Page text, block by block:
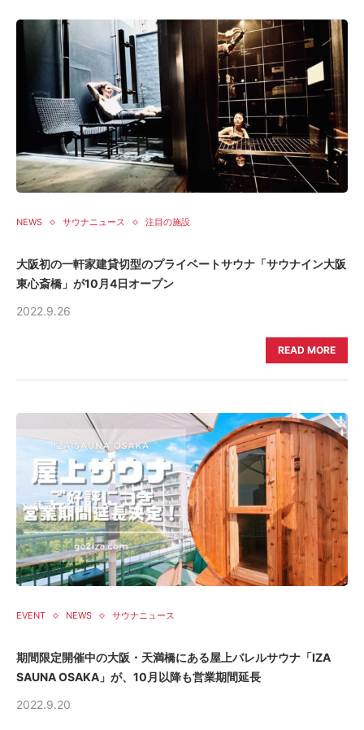
NEWS サウナニュース 注目の施設
大阪初の一軒家建貸切型のプライベートサウナ「サウナイン大阪
東心斎橋」が10月4日オープン
2022.9.26
READ MORE
EVENT NEWS サウナニュース
期間限定開催中の大阪・天満橋にある屋上バレルサウナ「IZA
SAUNA OSAKA」が、10月以降も営業期間延長
2022.9.20